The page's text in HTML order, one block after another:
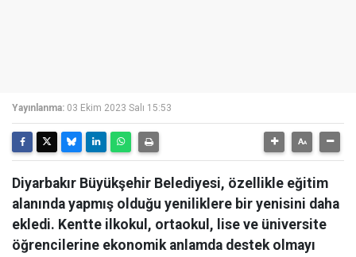
Yayınlanma: 03 Ekim 2023 Salı 15:53
Diyarbakır Büyükşehir Belediyesi, özellikle eğitim
alanında yapmış olduğu yeniliklere bir yenisini daha
ekledi. Kentte ilkokul, ortaokul, lise ve üniversite
öğrencilerine ekonomik anlamda destek olmayı